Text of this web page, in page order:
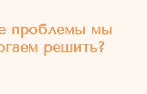
проблемы мы
решить?